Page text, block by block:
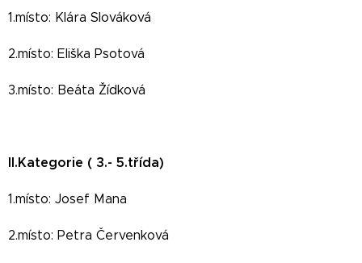
1.místo: Klára Slováková
2.místo: Eliška Psotová
3.místo: Beáta Žídková
II.Kategorie ( 3.- 5.třída)
1.místo: Josef Mana
2.místo: Petra Červenková